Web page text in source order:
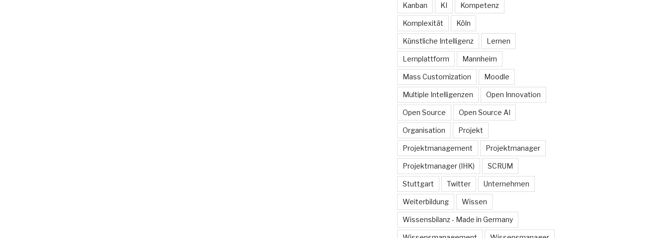
Kanban KI Kompetenz
Komplexität Köln
Künstliche Intelligenz Lernen
Lernplattform Mannheim
Mass Customization Moodle
Multiple Intelligenzen Open Innovation
Open Source Open Source AI
Organisation Projekt
Projektmanagement Projektmanager
Projektmanager (IHK) SCRUM
Stuttgart Twitter Unternehmen
Weiterbildung Wissen
Wissensbilanz - Made in Germany